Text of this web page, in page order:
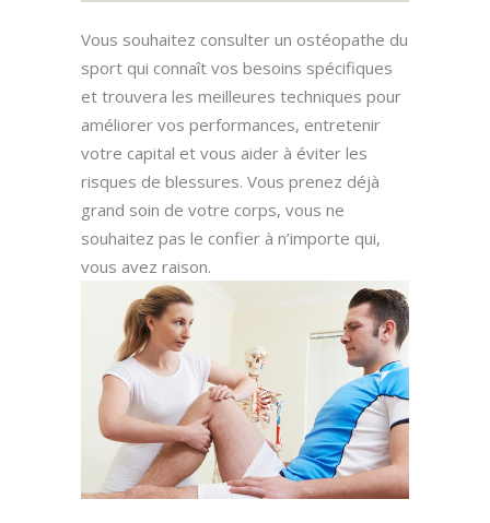
Vous souhaitez consulter un ostéopathe du
sport qui connaît vos besoins spécifiques
et trouvera les meilleures techniques pour
améliorer vos performances, entretenir
votre capital et vous aider à éviter les
risques de blessures. Vous prenez déjà
grand soin de votre corps, vous ne
souhaitez pas le confier à n’importe qui,
vous avez raison.